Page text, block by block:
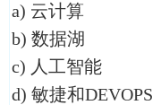
a) 云计算
b) 数据湖
c) 人工智能
d) 敏捷和DEVOPS